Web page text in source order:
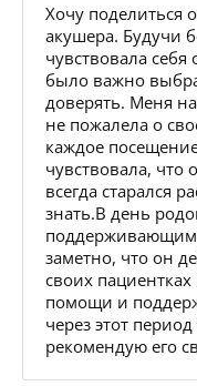
Хочу поделиться
акушера. Будучи
чувствовала
было важно
доверять. Меня
не пожалела о
каждое
чувствовала,
всегда старался
знать.В день
заметно, что он
своих пациентках
помощи и
через этот
рекомендую его